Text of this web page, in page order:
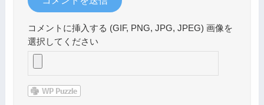
コメントに挿入する (GIF, PNG, JPG, JPEG) 画像を
選択してください